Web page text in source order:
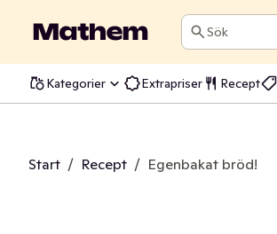
Sök
Kategorier Extrapriser Recept
Start / Recept / Egenbakat bröd!